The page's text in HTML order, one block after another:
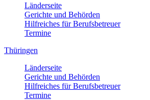
Länderseite
Gerichte und Behörden
Hilfreiches für Berufsbetreuer
Termine
Thüringen
Länderseite
Gerichte und Behörden
Hilfreiches für Berufsbetreuer
Termine